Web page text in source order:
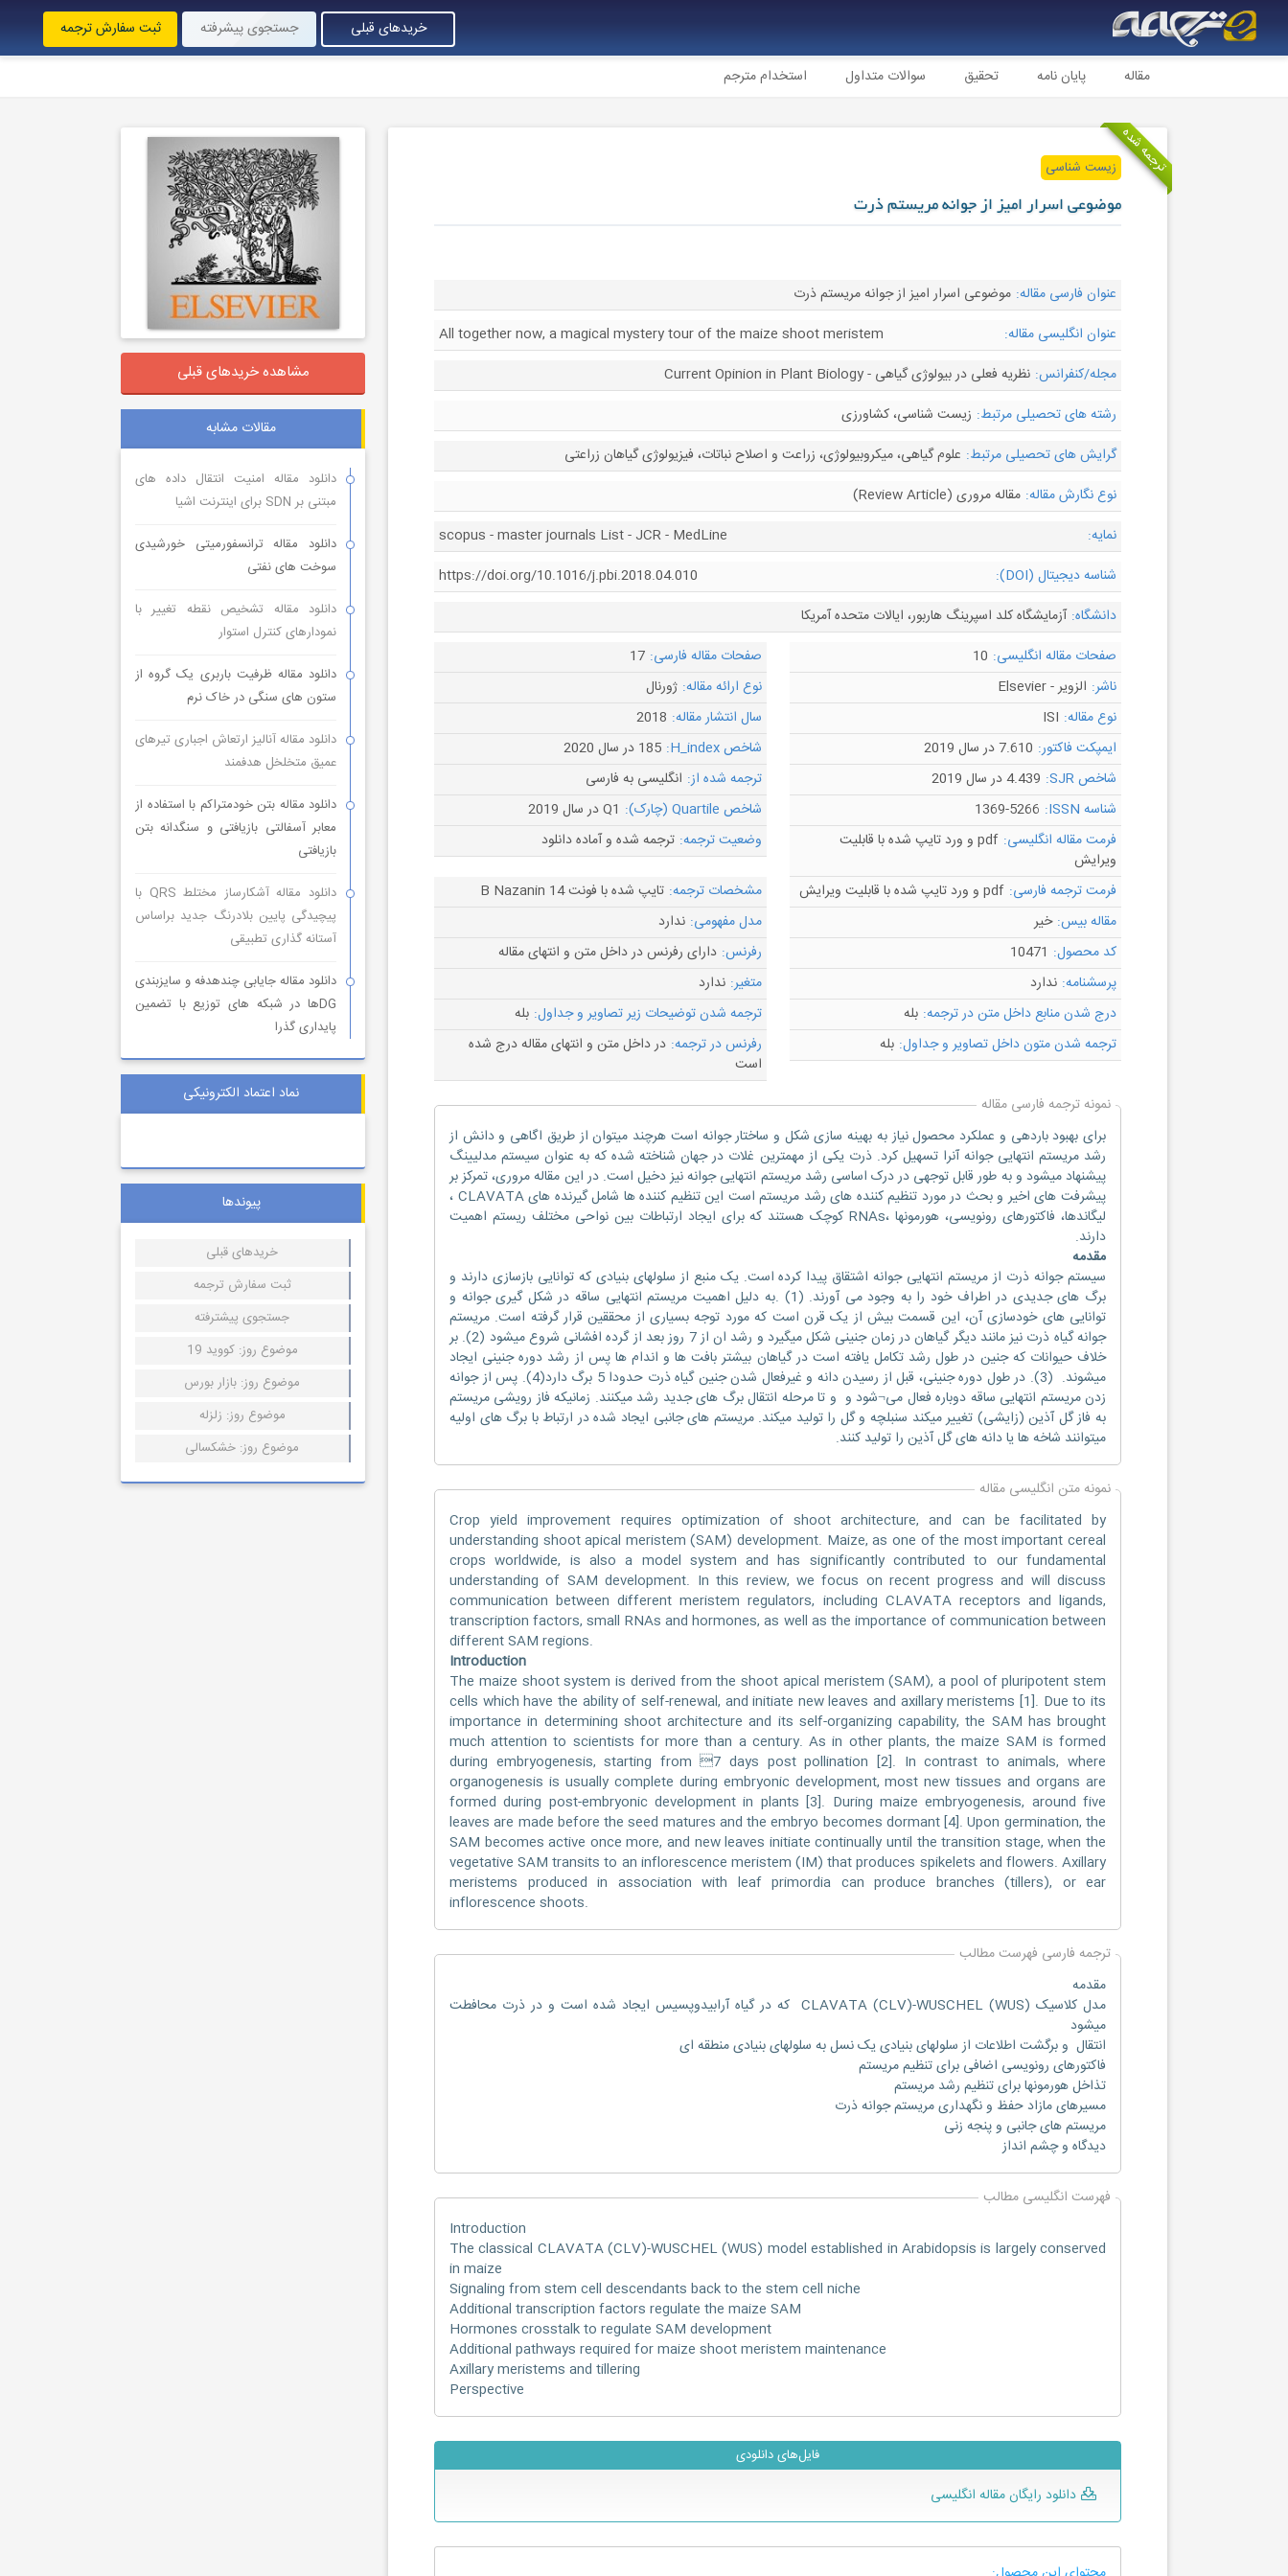
خریدهای قبلی جستجوی پیشرفته ثبت سفارش ترجمه
مقاله پایان نامه تحقیق سوالات متداول استخدام مترجم
ترجمه شدهزیست شناسی
موضوعی اسرار امیز از جوانه مریستم ذرت
عنوان فارسی مقاله: موضوعی اسرار امیز از جوانه مریستم ذرت
عنوان انگلیسی مقاله:
All together now, a magical mystery tour of the maize shoot meristem
مجله/کنفرانس: نظریه فعلی در بیولوژی گیاهی - Current Opinion in Plant Biology
رشته های تحصیلی مرتبط: زیست شناسی، کشاورزی
گرایش های تحصیلی مرتبط: علوم گیاهی، میکروبیولوژی، زراعت و اصلاح نباتات، فیزیولوژی گیاهان زراعتی
نوع نگارش مقاله: مقاله مروری (Review Article)
نمایه:
scopus - master journals List - JCR - MedLine
شناسه دیجیتال (DOI):
https://doi.org/10.1016/j.pbi.2018.04.010
دانشگاه: آزمایشگاه کلد اسپرینگ هاربور، ایالات متحده آمریکا
صفحات مقاله انگلیسی: 10 صفحات مقاله فارسی: 17
ناشر: الزویر - Elsevier نوع ارائه مقاله: ژورنال
نوع مقاله: ISI سال انتشار مقاله: 2018
ایمپکت فاکتور: 7.610 در سال 2019 شاخص H_index:
185 در سال 2020
شاخص SJR:
4.439 در سال 2019 ترجمه شده از: انگلیسی به فارسی
شناسه ISSN:
1369-5266 شاخص Quartile (چارک):
Q1 در سال 2019
فرمت مقاله انگلیسی:
pdf و ورد تایپ شده با قابلیت
ویرایش
وضعیت ترجمه: ترجمه شده و آماده دانلود
فرمت ترجمه فارسی: pdf و ورد تایپ شده با قابلیت ویرایش مشخصات ترجمه: تایپ شده با فونت B Nazanin 14
مقاله بیس: خیر مدل مفهومی: ندارد
کد محصول: 10471 رفرنس: دارای رفرنس در داخل متن و انتهای مقاله
پرسشنامه: ندارد متغیر: ندارد
درج شدن منابع داخل متن در ترجمه: بله ترجمه شدن توضیحات زیر تصاویر و جداول: بله
ترجمه شدن متون داخل تصاویر و جداول: بله رفرنس در ترجمه: در داخل متن و انتهای مقاله درج شده
است
نمونه ترجمه فارسی مقاله
برای بهبود باردهی و عملکرد محصول نیاز به بهینه سازی شکل و ساختار جوانه است هرچند میتوان از طریق اگاهی و دانش از
رشد مریستم انتهایی جوانه آنرا تسهیل کرد. ذرت یکی از مهمترین غلات در جهان شناخته شده که به عنوان سیستم مدلیینگ
پیشنهاد میشود و به طور قابل توجهی در درک اساسی رشد مریستم انتهایی جوانه نیز دخیل است. در این مقاله مروری، تمرکز بر
پیشرفت های اخیر و بحث در مورد تنظیم کننده های رشد مریستم است این تنظیم کننده ها شامل گیرنده های CLAVATA ،
لیگاندها، فاکتورهای رونویسی، هورمونها ،RNAs کوچک هستند که برای ایجاد ارتباطات بین نواحی مختلف ریستم اهمیت
دارند.
مقدمه
سیستم جوانه ذرت از مریستم انتهایی جوانه اشتقاق پیدا کرده است. یک منبع از سلولهای بنیادی که توانایی بازسازی دارند و
برگ های جدیدی در اطراف خود را به وجود می آورند. (1) .به دلیل اهمیت مریستم انتهایی ساقه در شکل گیری جوانه و
توانایی های خودسازی آن، این قسمت بیش از یک قرن است که مورد توجه بسیاری از محققین قرار گرفته است. مریستم
جوانه گیاه ذرت نیز مانند دیگر گیاهان در زمان جنینی شکل میگیرد و رشد ان از 7 روز بعد از گرده افشانی شروع میشود (2). بر
خلاف حیوانات که جنین در طول رشد تکامل یافته است در گیاهان بیشتر بافت ها و اندام ها پس از رشد دوره جنینی ایجاد
میشوند. (3). در طول دوره جنینی، قبل از رسیدن دانه و غیرفعال شدن جنین گیاه ذرت حدودا 5 برگ دارد(4). پس از جوانه
زدن مریستم انتهایی ساقه دوباره فعال می¬شود و و تا مرحله انتقال برگ های جدید رشد میکنند. زمانیکه فاز رویشی مریستم
به فاز گل آذین (زایشی) تغییر میکند سنبلچه و گل را تولید میکند. مریستم های جانبی ایجاد شده در ارتباط با برگ های اولیه
میتوانند شاخه ها یا دانه های گل آذین را تولید کنند.
نمونه متن انگلیسی مقاله
Crop yield improvement requires optimization of shoot architecture, and can be facilitated by
understanding shoot apical meristem (SAM) development. Maize, as one of the most important cereal
crops worldwide, is also a model system and has significantly contributed to our fundamental
understanding of SAM development. In this review, we focus on recent progress and will discuss
communication between different meristem regulators, including CLAVATA receptors and ligands,
transcription factors, small RNAs and hormones, as well as the importance of communication between
different SAM regions.
Introduction
The maize shoot system is derived from the shoot apical meristem (SAM), a pool of pluripotent stem
cells which have the ability of self-renewal, and initiate new leaves and axillary meristems [1]. Due to its
importance in determining shoot architecture and its self-organizing capability, the SAM has brought
much attention to scientists for more than a century. As in other plants, the maize SAM is formed
during embryogenesis, starting from 7 days post pollination [2]. In contrast to animals, where
organogenesis is usually complete during embryonic development, most new tissues and organs are
formed during post-embryonic development in plants [3]. During maize embryogenesis, around five
leaves are made before the seed matures and the embryo becomes dormant [4]. Upon germination, the
SAM becomes active once more, and new leaves initiate continually until the transition stage, when the
vegetative SAM transits to an inflorescence meristem (IM) that produces spikelets and flowers. Axillary
meristems produced in association with leaf primordia can produce branches (tillers), or ear
inflorescence shoots.
ترجمه فارسی فهرست مطالب
مقدمه
مدل کلاسیک CLAVATA (CLV)-WUSCHEL (WUS) که در گیاه آرابیدوپسیس ایجاد شده است و در ذرت محافطت
میشود
انتقال و برگشت اطلاعات از سلولهای بنیادی یک نسل به سلولهای بنیادی منطقه ای
فاکتورهای رونویسی اضافی برای تنظیم مریستم
تذاخل هورمونها برای تنظیم رشد مریستم
مسیرهای مازاد حفظ و نگهداری مریستم جوانه ذرت
مریستم های جانبی و پنجه زنی
دیدگاه و چشم انداز
فهرست انگلیسی مطالب
Introduction
The classical CLAVATA (CLV)-WUSCHEL (WUS) model established in Arabidopsis is largely conserved
in maize
Signaling from stem cell descendants back to the stem cell niche
Additional transcription factors regulate the maize SAM
Hormones crosstalk to regulate SAM development
Additional pathways required for maize shoot meristem maintenance
Axillary meristems and tillering
Perspective
فایل‌های دانلودی
دانلود رایگان مقاله انگلیسی
مشاهده خریدهای قبلی
مقالات مشابه
دانلود مقاله امنیت انتقال داده های
مبتنی بر SDN برای اینترنت اشیا
دانلود مقاله ترانسفورمیتی خورشیدی
سوخت های نفتی
دانلود مقاله تشخیص نقطه تغییر با
نمودارهای کنترل استوار
دانلود مقاله ظرفیت باربری یک گروه از
ستون های سنگی در خاک نرم
دانلود مقاله آنالیز ارتعاش اجباری تیرهای
عمیق متخلخل هدفمند
دانلود مقاله بتن خودمتراکم با استفاده از
معابر آسفالتی بازیافتی و سنگدانه بتن
بازیافتی
دانلود مقاله آشکارساز مختلط QRS با
پیچیدگی پایین بلادرنگ جدید براساس
آستانه گذاری تطبیقی
دانلود مقاله جایابی چندهدفه و سایزبندی
DGها در شبکه های توزیع با تضمین
پایداری گذرا
نماد اعتماد الکترونیکی
پیوندها
خریدهای قبلی
ثبت سفارش ترجمه
جستجوی پیشترفته
موضوع روز: کووید 19
موضوع روز: بازار بورس
موضوع روز: زلزله
موضوع روز: خشکسالی